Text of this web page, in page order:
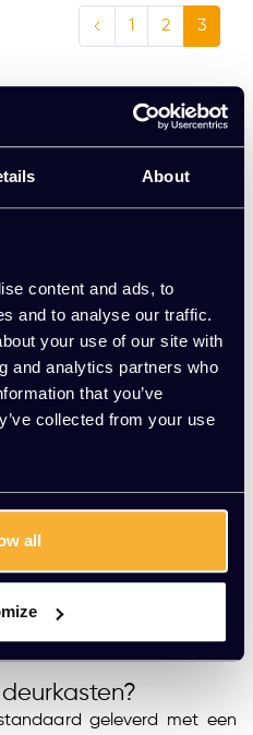
About
content and ads, to
and to analyse our traffic.
your use of our site with
and analytics partners who
that you’ve
collected from your use
all
1 2 3
Kantoorinrichting
kun je je kantoor optimaal
ruimte kunt besparen
fijn dat ook grote kantoren
roldeurkasten bespaar je
hoeft te houden met
dus graag een roldeurkast
graag!
kantoorkasten
erg handig omdat ze
lang naar hoeft te zoeken.
is de meest gebruikte
werkplekken en
beschikken
zeker dat er vast wel wat
geleverd met een